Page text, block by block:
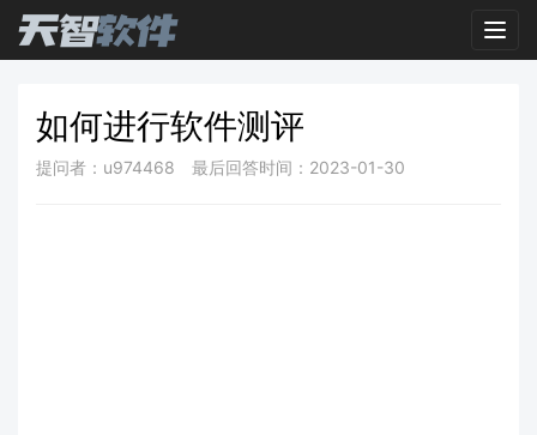
如何进行软件测评
提问者：u974468 最后回答时间：2023-01-30